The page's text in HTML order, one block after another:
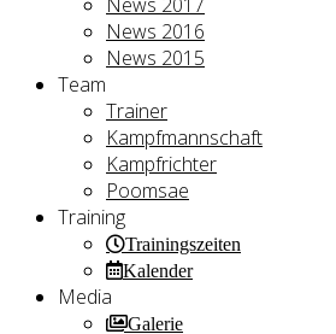
News 2016
News 2015
Team
Trainer
Kampfmannschaft
Kampfrichter
Poomsae
Training
Trainingszeiten
Kalender
Media
Galerie